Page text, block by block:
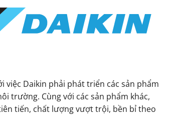
việc Daikin phải phát triển các sản phẩm
trường. Cùng với các sản phẩm khác,
tiến, chất lượng vượt trội, bền bỉ theo